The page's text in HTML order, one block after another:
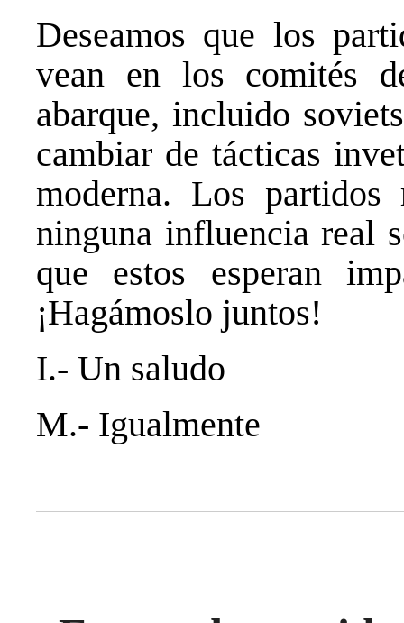
Deseamos que los
vean en los comités
abarque, incluido
cambiar de tácticas
moderna. Los partidos
ninguna influencia real
que estos esperan
¡Hagámoslo juntos!
I.- Un saludo
M.- Igualmente